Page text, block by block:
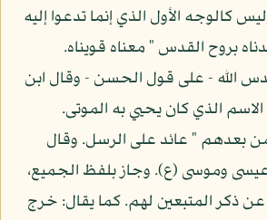
كالوجه الأول الذي إنما تدعوا إليه
بروح القدس " معناه قويناه.
الله - على قول الحسن - وقال ابن
الذي كان يحيي به الموتى.
بعدهم " عائد على الرسل. وقال
عيسى وموسى (ع). وجاز بلفظ الجميع،
ذكر المتبعين لهم. كما يقال: خرج